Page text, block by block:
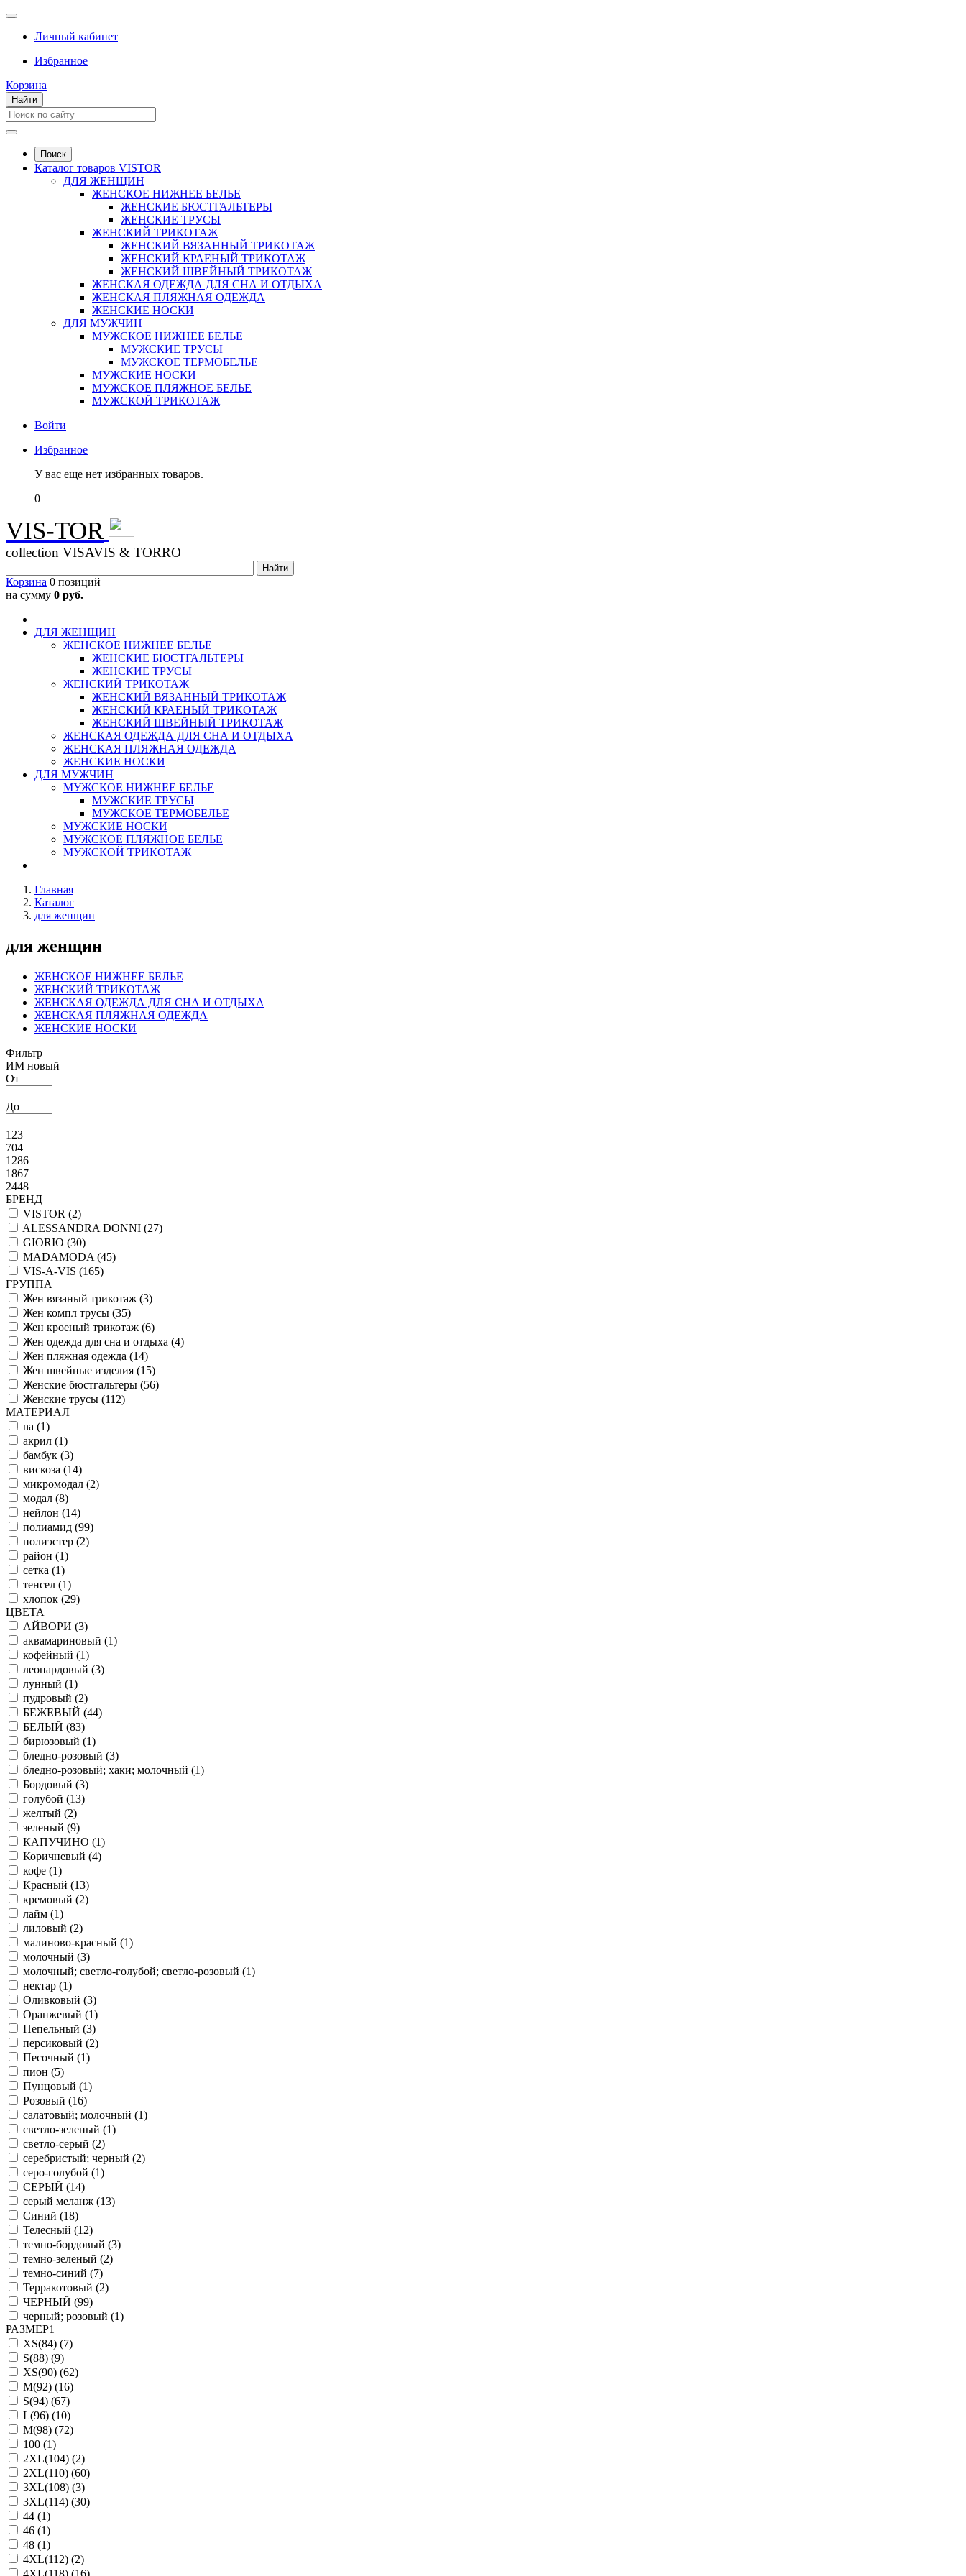
Личный кабинет
Избранное
Корзина
Найти
Поиск
Каталог товаров VISTOR
ДЛЯ ЖЕНЩИН
ЖЕНСКОЕ НИЖНЕЕ БЕЛЬЕ
ЖЕНСКИЕ БЮСТГАЛЬТЕРЫ
ЖЕНСКИЕ ТРУСЫ
ЖЕНСКИЙ ТРИКОТАЖ
ЖЕНСКИЙ ВЯЗАННЫЙ ТРИКОТАЖ
ЖЕНСКИЙ КРАЕНЫЙ ТРИКОТАЖ
ЖЕНСКИЙ ШВЕЙНЫЙ ТРИКОТАЖ
ЖЕНСКАЯ ОДЕЖДА ДЛЯ СНА И ОТДЫХА
ЖЕНСКАЯ ПЛЯЖНАЯ ОДЕЖДА
ЖЕНСКИЕ НОСКИ
ДЛЯ МУЖЧИН
МУЖСКОЕ НИЖНЕЕ БЕЛЬЕ
МУЖСКИЕ ТРУСЫ
МУЖСКОЕ ТЕРМОБЕЛЬЕ
МУЖСКИЕ НОСКИ
МУЖСКОЕ ПЛЯЖНОЕ БЕЛЬЕ
МУЖСКОЙ ТРИКОТАЖ
Войти
Избранное
У вас еще нет избранных товаров.
0
VIS-TOR
collection VISAVIS & TORRO
Корзина 0 позиций
на сумму 0 руб.
ДЛЯ ЖЕНЩИН
ЖЕНСКОЕ НИЖНЕЕ БЕЛЬЕ
ЖЕНСКИЕ БЮСТГАЛЬТЕРЫ
ЖЕНСКИЕ ТРУСЫ
ЖЕНСКИЙ ТРИКОТАЖ
ЖЕНСКИЙ ВЯЗАННЫЙ ТРИКОТАЖ
ЖЕНСКИЙ КРАЕНЫЙ ТРИКОТАЖ
ЖЕНСКИЙ ШВЕЙНЫЙ ТРИКОТАЖ
ЖЕНСКАЯ ОДЕЖДА ДЛЯ СНА И ОТДЫХА
ЖЕНСКАЯ ПЛЯЖНАЯ ОДЕЖДА
ЖЕНСКИЕ НОСКИ
ДЛЯ МУЖЧИН
МУЖСКОЕ НИЖНЕЕ БЕЛЬЕ
МУЖСКИЕ ТРУСЫ
МУЖСКОЕ ТЕРМОБЕЛЬЕ
МУЖСКИЕ НОСКИ
МУЖСКОЕ ПЛЯЖНОЕ БЕЛЬЕ
МУЖСКОЙ ТРИКОТАЖ
Главная
Каталог
для женщин
для женщин
ЖЕНСКОЕ НИЖНЕЕ БЕЛЬЕ
ЖЕНСКИЙ ТРИКОТАЖ
ЖЕНСКАЯ ОДЕЖДА ДЛЯ СНА И ОТДЫХА
ЖЕНСКАЯ ПЛЯЖНАЯ ОДЕЖДА
ЖЕНСКИЕ НОСКИ
Фильтр
ИМ новый
От
До
123
704
1286
1867
2448
БРЕНД
VISTOR (2)
ALESSANDRA DONNI (27)
GIORIO (30)
MADAMODA (45)
VIS-A-VIS (165)
ГРУППА
Жен вязаный трикотаж (3)
Жен компл трусы (35)
Жен кроеный трикотаж (6)
Жен одежда для сна и отдыха (4)
Жен пляжная одежда (14)
Жен швейные изделия (15)
Женские бюстгальтеры (56)
Женские трусы (112)
МАТЕРИАЛ
na (1)
акрил (1)
бамбук (3)
вискоза (14)
микромодал (2)
модал (8)
нейлон (14)
полиамид (99)
полиэстер (2)
район (1)
сетка (1)
тенсел (1)
хлопок (29)
ЦВЕТА
АЙВОРИ (3)
аквамариновый (1)
кофейный (1)
леопардовый (3)
лунный (1)
пудровый (2)
БЕЖЕВЫЙ (44)
БЕЛЫЙ (83)
бирюзовый (1)
бледно-розовый (3)
бледно-розовый; хаки; молочный (1)
Бордовый (3)
голубой (13)
желтый (2)
зеленый (9)
КАПУЧИНО (1)
Коричневый (4)
кофе (1)
Красный (13)
кремовый (2)
лайм (1)
лиловый (2)
малиново-красный (1)
молочный (3)
молочный; светло-голубой; светло-розовый (1)
нектар (1)
Оливковый (3)
Оранжевый (1)
Пепельный (3)
персиковый (2)
Песочный (1)
пион (5)
Пунцовый (1)
Розовый (16)
салатовый; молочный (1)
светло-зеленый (1)
светло-серый (2)
серебристый; черный (2)
серо-голубой (1)
СЕРЫЙ (14)
серый меланж (13)
Синий (18)
Телесный (12)
темно-бордовый (3)
темно-зеленый (2)
темно-синий (7)
Терракотовый (2)
ЧЕРНЫЙ (99)
черный; розовый (1)
РАЗМЕР1
XS(84) (7)
S(88) (9)
XS(90) (62)
M(92) (16)
S(94) (67)
L(96) (10)
M(98) (72)
100 (1)
2XL(104) (2)
2XL(110) (60)
3XL(108) (3)
3XL(114) (30)
44 (1)
46 (1)
48 (1)
4XL(112) (2)
4XL(118) (16)